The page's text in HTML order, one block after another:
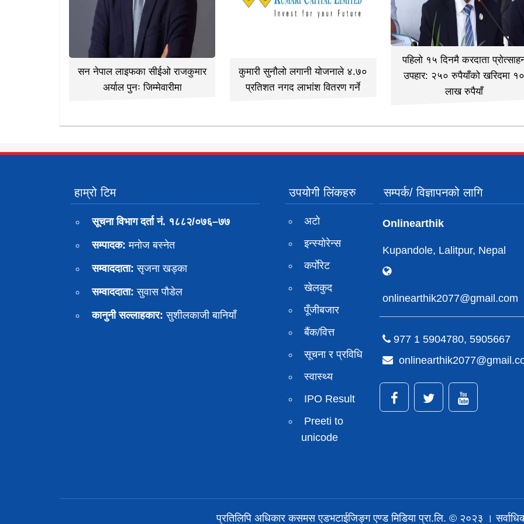
सन नेपाल लाइफका सीईओ राजकुमार
अर्याल पुनः जिम्मेवारीमा
कुमारी सुनौलो लगानी योजनाले ४.७०
प्रतिशत नगद लाभांश वितरण गर्ने
पहिलो १५ दिनमै करदाता
उपहार: २५० रुपैयाँको खरिदमा
लाख रुपैयाँ
हाम्रो टिम
सूचना विभाग दर्ता नं. १८८२/०७६–७७
सम्पादक: मनोज बस्नेत
सम्वाददाता: सृजना खड्का
सम्वाददाता: सुवास पाैडेल
कानुनी सल्लाहकार: सुशीलकाजी बानियाँ
उपयोगी लिंकहरु
अटो
इन्स्योरेन्स
कर्पाेरेट
खेलकुद
पूँजीबजार
बैंक/वित्त
सूचना र प्रविधि
स्वास्थ्य
IPO Result
Preeti to
unicode
सम्पर्क/ विज्ञापनको लागि
Onlinearthik
Kupandole, Lalitpur, Nepal
onlinearthik2077@gmail.com
977 1 5904780, 5905667
प्रतिलिपि अधिकार कसमस एडभटाईजिङ्ग एण्ड मिडिया प्रा.लि. © २०२३ ।